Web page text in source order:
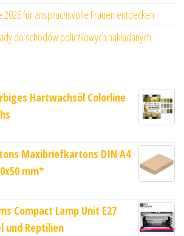
für anspruchsvolle Frauen entdecken
do schodów policzkowych nakładanych
Hartwachsöl Colorline
Maxibriefkartons DIN A4
mm*
Compact Lamp Unit E27
und Reptilien